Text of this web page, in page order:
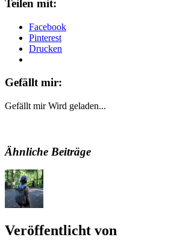
Teilen mit:
Facebook
Pinterest
Drucken
Gefällt mir:
Gefällt mir Wird geladen...
Ähnliche Beiträge
Veröffentlicht von